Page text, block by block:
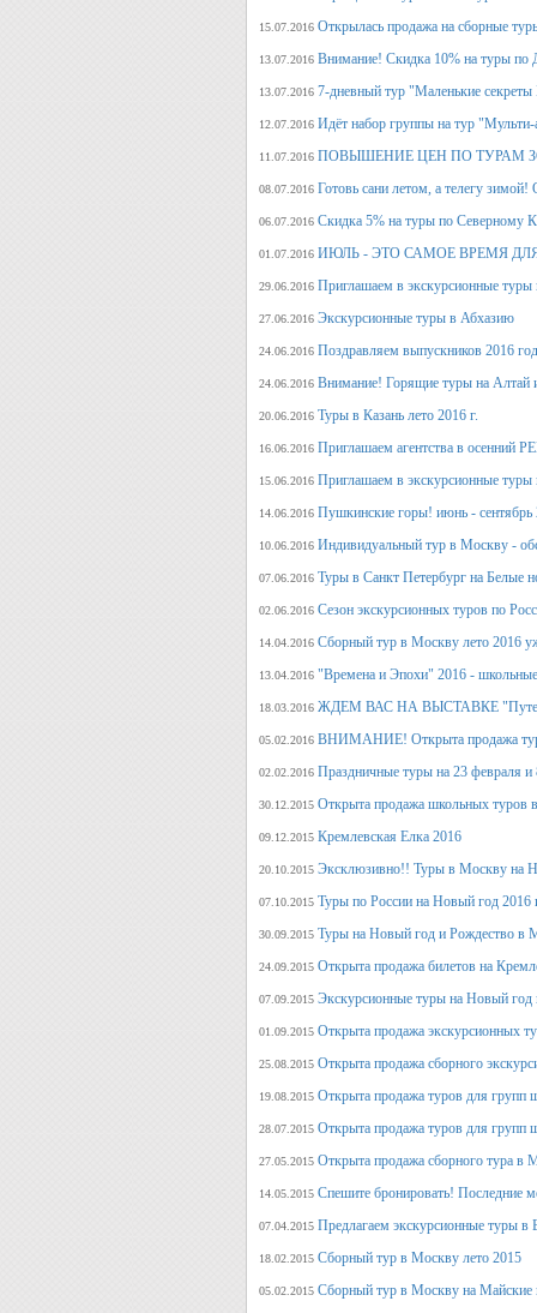
15.07.2016 Открылась продажа на сборные
13.07.2016 Внимание! Скидка 10% на туры по
13.07.2016 7-дневный тур "Маленькие
12.07.2016 Идёт набор группы на тур
11.07.2016 ПОВЫШЕНИЕ ЦЕН ПО ТУРАМ
08.07.2016 Готовь сани летом, а
06.07.2016 Скидка 5% на туры по Северному
01.07.2016 ИЮЛЬ - ЭТО САМОЕ ВРЕМЯ
29.06.2016 Приглашаем в экскурсионные
27.06.2016 Экскурсионные туры в Абхазию
24.06.2016 Поздравляем выпускников
24.06.2016 Внимание! Горящие туры на Алтай
20.06.2016 Туры в Казань лето 2016 г.
16.06.2016 Приглашаем агентства в
15.06.2016 Приглашаем в экскурсионные туры
14.06.2016 Пушкинские горы! июнь - сентябрь
10.06.2016 Индивидуальный тур в Москву -
07.06.2016 Туры в Санкт Петербург на Белые
02.06.2016 Сезон экскурсионных туров по
14.04.2016 Сборный тур в Москву лето 2016
13.04.2016 "Времена и Эпохи" 2016 - школьные
18.03.2016 ЖДЕМ ВАС НА ВЫСТАВКЕ
05.02.2016 ВНИМАНИЕ! Открыта продажа
02.02.2016 Праздничные туры на 23 февраля и
30.12.2015 Открыта продажа школьных туров
09.12.2015 Кремлевская Елка 2016
20.10.2015 Эксклюзивно!! Туры в Москву на
07.10.2015 Туры по России на Новый год 2016
30.09.2015 Туры на Новый год и Рождество в
24.09.2015 Открыта продажа билетов на
07.09.2015 Экскурсионные туры на Новый год
01.09.2015 Открыта продажа экскурсионных
25.08.2015 Открыта продажа сборного
19.08.2015 Открыта продажа туров для групп
28.07.2015 Открыта продажа туров для групп
27.05.2015 Открыта продажа сборного тура в
14.05.2015 Спешите бронировать! Последние
07.04.2015 Предлагаем экскурсионные туры в
18.02.2015 Сборный тур в Москву лето 2015
05.02.2015 Сборный тур в Москву на Майские